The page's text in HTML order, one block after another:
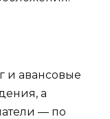
и авансовые
а
— по